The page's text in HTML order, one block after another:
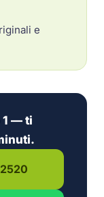
e
1 — ti